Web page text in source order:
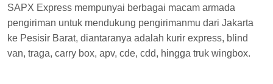
SAPX Express mempunyai berbagai macam armada
pengiriman untuk mendukung pengirimanmu dari Jakarta
ke Pesisir Barat, diantaranya adalah kurir express, blind
van, traga, carry box, apv, cde, cdd, hingga truk wingbox.